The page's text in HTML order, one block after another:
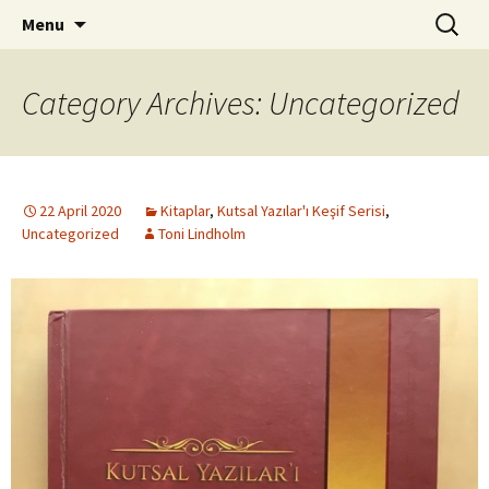
ILC
Menu
Search
for:
Category Archives: Uncategorized
22 April 2020 Kitaplar, Kutsal Yazılar'ı Keşif Serisi,
Uncategorized
Toni Lindholm